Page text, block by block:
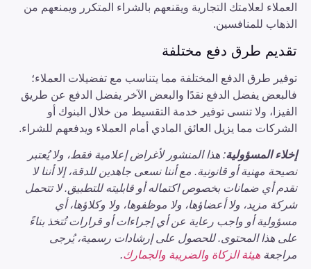
العملاء لعلامتك التجارية ويقنعهم بالشراء المتكرر ويمنعهم من
الذهاب للمنافسين.
تقديم طرق دفع مختلفة
توفير طرق الدفع المختلفة مما يتناسب مع تفضيلات العملاء؛
فالبعض يفضل الدفع نقدًا والبعض الآخر يفضل الدفع عن طريق
الفيزا، ولا تنسى توفير خدمة التقسيط من خلال البنوك أو
الشركات مما يزيل العائق المادي أمام العملاء ويدفعهم للشراء.
إخلاء المسؤولية: هذا المنشور لأغراض إعلامية فقط، ولا يُعتبر
نصيحة مهنية أو قانونية. مع أننا نسعى جاهدين للدقة، إلا أننا لا
نقدم أي ضمانات بخصوص اكتماله أو قابليته للتطبيق. لا تتحمل
شركة مزيد، ولا أعضاؤها، ولا موظفوها، ولا وكلاؤها، أي
مسؤولية أو واجب رعاية عن أي إجراءات أو قرارات تُتخذ بناءً
على هذا المحتوى. للحصول على إرشادات رسمية، يُرجى
مراجعة هيئة الزكاة والضريبة والجمارك.